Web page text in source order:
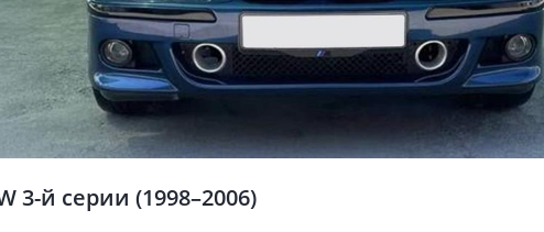
3-й серии (1998–2006)